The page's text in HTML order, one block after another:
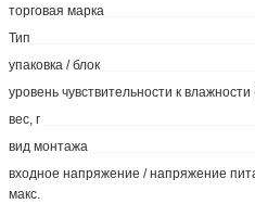
торговая марка
Тип
упаковка / блок
уровень чувствительности к влажности
вес, г
вид монтажа
входное напряжение / напряжение
макс.